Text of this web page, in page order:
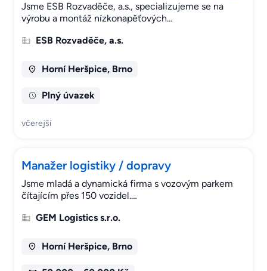
Jsme ESB Rozvaděče, a.s., specializujeme se na
výrobu a montáž nízkonapěťových…
ESB Rozvaděče, a.s.
Horní Heršpice, Brno
Plný úvazek
včerejší
Manažer logistiky / dopravy
Jsme mladá a dynamická firma s vozovým parkem
čítajícím přes 150 vozidel.…
GEM Logistics s.r.o.
Horní Heršpice, Brno